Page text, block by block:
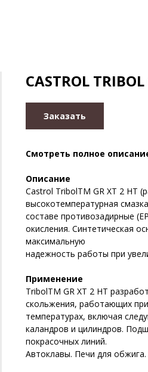
CASTROL
Заказать
Смотреть полное
Описание
Castrol TribolTM GR XT 2 HT
высокотемпературная
составе противозадирные
окисления. Синтетическая
максимальную
надежность работы при
Применение
TribolTM GR XT 2 HT
скольжения, работающих
температурах, включая
каландров и цилиндров.
покрасочных линий.
Автоклавы. Печи для